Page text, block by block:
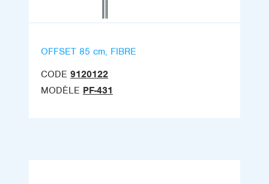
OFFSET 85 cm, FIBRE
CODE 9120122
MODÈLE PF-431